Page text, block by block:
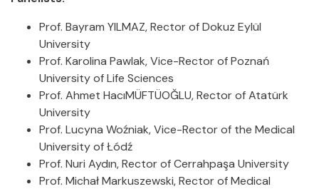
Prof. Bayram YILMAZ, Rector of Dokuz Eylül
University
Prof. Karolina Pawlak, Vice-Rector of Poznań
University of Life Sciences
Prof. Ahmet HacıMÜFTÜOĞLU, Rector of Atatürk
University
Prof. Lucyna Woźniak, Vice-Rector of the Medical
University of Łódź
Prof. Nuri Aydın, Rector of Cerrahpaşa University
Prof. Michał Markuszewski, Rector of Medical